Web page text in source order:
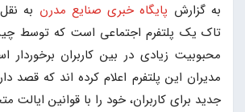
به گزارش پایگاه خبری صنایع مدرن به
تاک یک پلتفرم اجتماعی است که توسط
محبوبیت زیادی در بین کاربران
مدیران این پلتفرم اعلام کرده اند که قصد
جدید برای کاربران، خود را با قوانین ایالت